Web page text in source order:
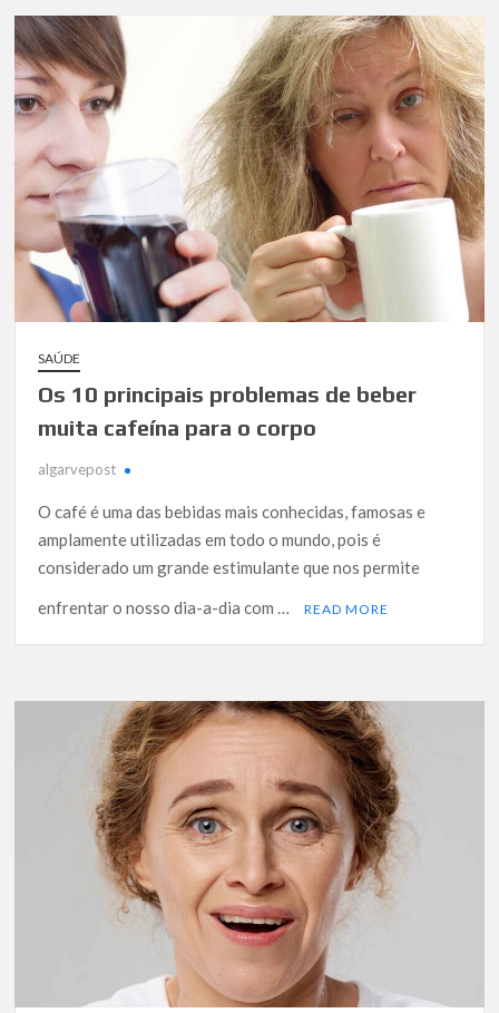
SAÚDE
Os 10 principais problemas de beber
muita cafeína para o corpo
algarvepost
O café é uma das bebidas mais conhecidas, famosas e
amplamente utilizadas em todo o mundo, pois é
considerado um grande estimulante que nos permite
enfrentar o nosso dia-a-dia com …
READ MORE